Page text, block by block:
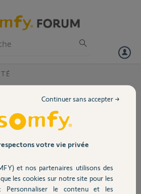
et Détections
jours, mon alarme Home Advanced
à des faux positifs :
de mouvement
votre vie privée
et nos partenaires utilisons des
les cookies sur notre site pour les
Personnaliser le contenu et les
Continuer sans accepter →